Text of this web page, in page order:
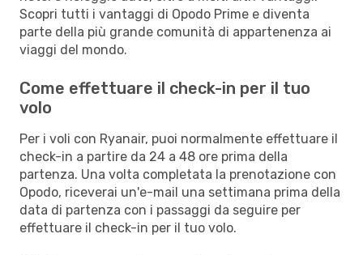
Scopri tutti i vantaggi di Opodo Prime e diventa
parte della più grande comunità di appartenenza ai
viaggi del mondo.
Come effettuare il check-in per il tuo
volo
Per i voli con Ryanair, puoi normalmente effettuare il
check-in a partire da 24 a 48 ore prima della
partenza. Una volta completata la prenotazione con
Opodo, riceverai un'e-mail una settimana prima della
data di partenza con i passaggi da seguire per
effettuare il check-in per il tuo volo.